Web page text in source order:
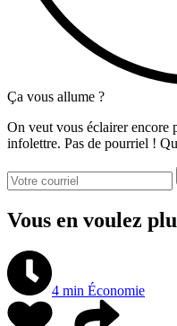
Ça vous allume ?
On veut vous éclairer encore
infolettre. Pas de pourriel !
Vous en voulez
4 min Économie